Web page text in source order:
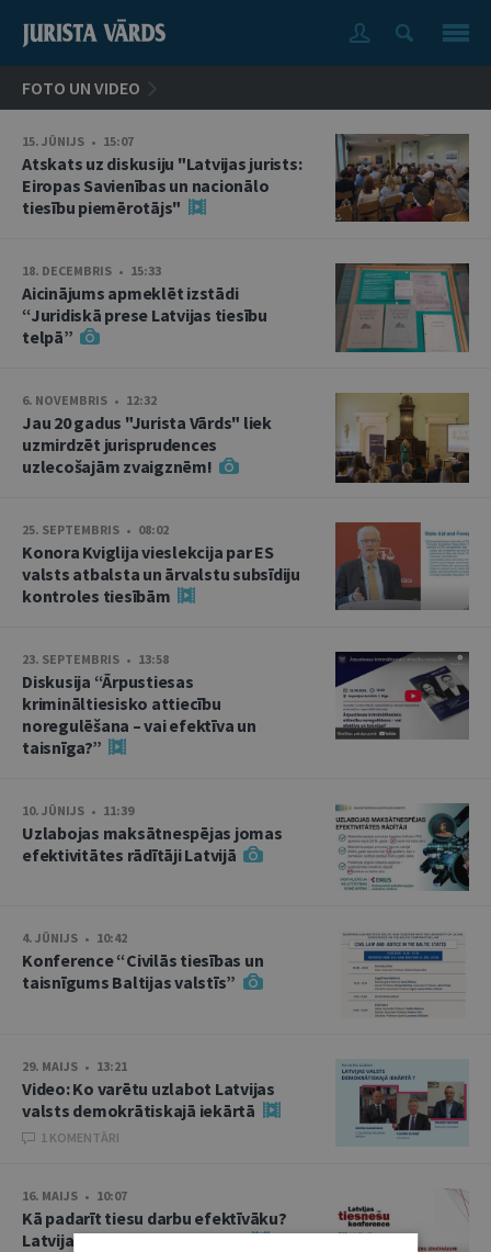
FOTO UN VIDEO
15. JŪNIJS • 15:07
Atskats uz diskusiju "Latvijas jurists:
Eiropas Savienības un nacionālo
tiesību piemērotājs"
18. DECEMBRIS • 15:33
Aicinājums apmeklēt izstādi
“Juridiskā prese Latvijas tiesību
telpā”
6. NOVEMBRIS • 12:32
Jau 20 gadus "Jurista Vārds" liek
uzmirdzēt jurisprudences
uzlecošajām zvaigznēm!
25. SEPTEMBRIS • 08:02
Konora Kviglija vieslekcija par ES
valsts atbalsta un ārvalstu subsīdiju
kontroles tiesībām
23. SEPTEMBRIS • 13:58
Diskusija “Ārpustiesas
krimināltiesisko attiecību
noregulēšana – vai efektīva un
taisnīga?”
10. JŪNIJS • 11:39
Uzlabojas maksātnespējas jomas
efektivitātes rādītāji Latvijā
4. JŪNIJS • 10:42
Konference “Civilās tiesības un
taisnīgums Baltijas valstīs”
29. MAIJS • 13:21
Video: Ko varētu uzlabot Latvijas
valsts demokrātiskajā iekārtā
1 KOMENTĀRI
16. MAIJS • 10:07
Kā padarīt tiesu darbu efektīvāku?
Latvijas tiesnešu konference